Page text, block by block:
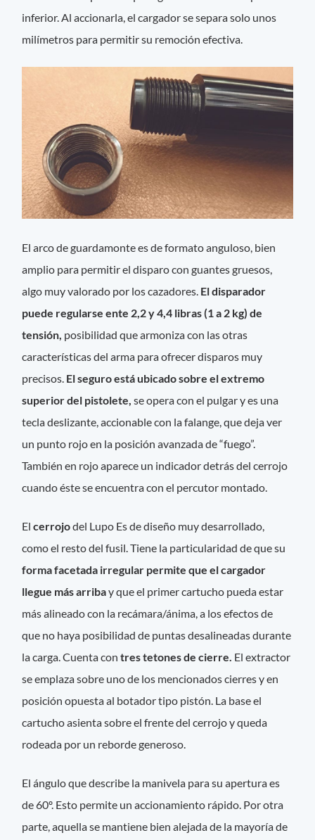
inferior. Al accionarla, el cargador se separa solo unos
milímetros para permitir su remoción efectiva.
El arco de guardamonte es de formato anguloso, bien
amplio para permitir el disparo con guantes gruesos,
algo muy valorado por los cazadores. El disparador
puede regularse ente 2,2 y 4,4 libras (1 a 2 kg) de
tensión, posibilidad que armoniza con las otras
características del arma para ofrecer disparos muy
precisos. El seguro está ubicado sobre el extremo
superior del pistolete,se opera con el pulgar y es una
tecla deslizante, accionable con la falange, que deja ver
un punto rojo en la posición avanzada de “fuego”.
También en rojo aparece un indicador detrás del cerrojo
cuando éste se encuentra con el percutor montado.
Elcerrojodel Lupo Es de diseño muy desarrollado,
como el resto del fusil. Tiene la particularidad de que su
forma facetada irregular permite que el cargador
llegue más arribay que el primer cartucho pueda estar
más alineado con la recámara/ánima, a los efectos de
que no haya posibilidad de puntas desalineadas durante
la carga. Cuenta contres tetones de cierre. El extractor
se emplaza sobre uno de los mencionados cierres y en
posición opuesta al botador tipo pistón. La base el
cartucho asienta sobre el frente del cerrojo y queda
rodeada por un reborde generoso.
El ángulo que describe la manivela para su apertura es
de 60º. Esto permite un accionamiento rápido. Por otra
parte, aquella se mantiene bien alejada de la mayoría de